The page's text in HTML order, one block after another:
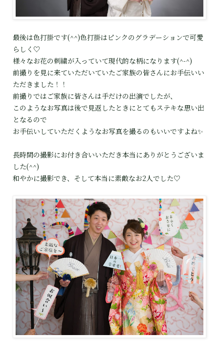
最後は色打掛です(^^)色打掛はピンクのグラデーションで可愛
らしく♡
様々なお花の刺繍が入っていて現代的な柄になります(^-^)
前撮りを見に来ていただいていたご家族の皆さんにお手伝いい
ただきました！！
前撮りではご家族に皆さんは手だけの出演でしたが、
このようなお写真は後で見返したときにとてもステキな思い出
となるので
お手伝いしていただくようなお写真を撮るのもいいですよね✨
長時間の撮影にお付き合いいただき本当にありがとうございま
した(^^)
和やかに撮影でき、そして本当に素敵なお2人でした♡